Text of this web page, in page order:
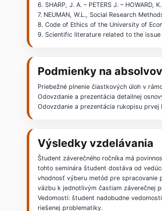
6. SHARP, J. A. – PETERS J. –
7. NEUMAN, W.L., Social Research
8. Code of Ethics of the University of
9. Scientific literature related to the
Podmienky na
Priebežné plnenie čiastkových úloh v
Odovzdanie a prezentácia detailnej
Odovzdanie a prezentácia rukopisu
Výsledky vzdelávania
Študent záverečného ročníka má
tohto seminára študent dostáva od
vhodnosť výberu metód pre spracovanie
väzbu k jednotlivým častiam záverečnej
Vedomosti: študent nadobudne
riešenej problematiky.